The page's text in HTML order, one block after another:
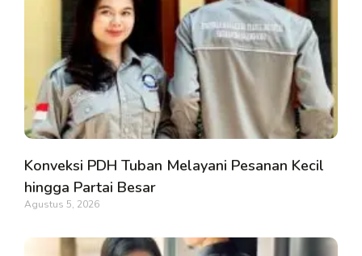
Konveksi PDH Tuban Melayani Pesanan Kecil
hingga Partai Besar
Agustus 5, 2026